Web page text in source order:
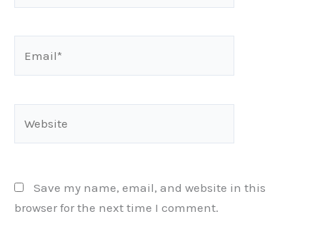
Save my name, email, and website in this
browser for the next time I comment.